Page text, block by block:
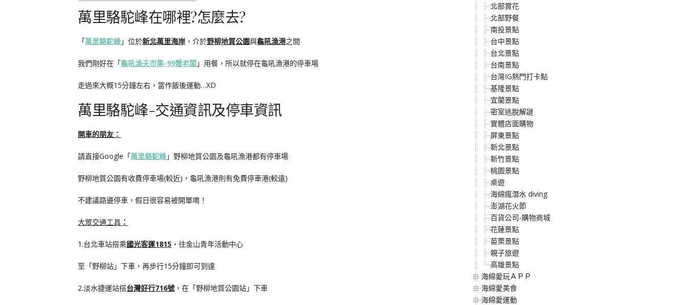
萬里駱駝峰在哪裡?怎麼去?
「萬里駱駝峰」位於新北萬里海岸 ，介於野柳地質公園與龜吼漁港之間
我們剛好在「龜吼漁夫市集-99蟹老闆 」用餐，所以就停在龜吼漁港的停車場
走過來大概15分鐘左右，當作飯後運動…XD
萬里駱駝峰-交通資訊及停車資訊
開車的朋友：
請直接Google「萬里駱駝峰」野柳地質公園及龜吼漁港都有停車場
野柳地質公園有收費停車場(較近)，龜吼漁港則有免費停車港(較遠)
不建議路邊停車，假日很容易被開單唷！
大眾交通工具 ：
1.台北車站搭乘國光客運1815 ，往金山青年活動中心
至「野柳站」下車，再步行15分鐘即可到達
2.淡水捷運站搭台灣好行716號 ，在「野柳地質公園站」下車
北部賞花
北部野餐
南投景點
台中景點
台北景點
台南景點
台灣IG熱門打卡點
基隆景點
宜蘭景點
密室逃脫解謎
實體店面購物
屏東景點
新北景點
新竹景點
桃園景點
桌遊
海綿瘋潛水 diving
澎湖花火節
百貨公司-購物商城
花蓮景點
苗栗景點
親子旅遊
高雄景點
海綿愛玩ＡＰＰ
海綿愛美食
海綿愛運動